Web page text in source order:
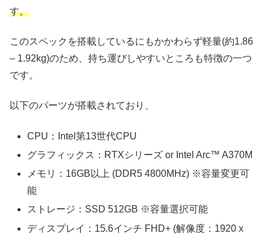
す。
このスペックを搭載しているにもかかわらず軽量(約1.86
– 1.92kg)のため、持ち運びしやすいところも特徴の一つ
です。
以下のパーツが搭載されており、
CPU：Intel第13世代CPU
グラフィックス：RTXシリーズ or Intel Arc™ A370M
メモリ：16GB以上 (DDR5 4800MHz) ※容量変更可
能
ストレージ：SSD 512GB ※容量選択可能
ディスプレイ：15.6インチ FHD+ (解像度：1920 x